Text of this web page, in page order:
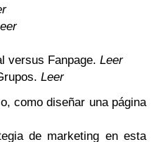
versus Fanpage. Leer
Leer
como diseñar una página
de marketing en esta